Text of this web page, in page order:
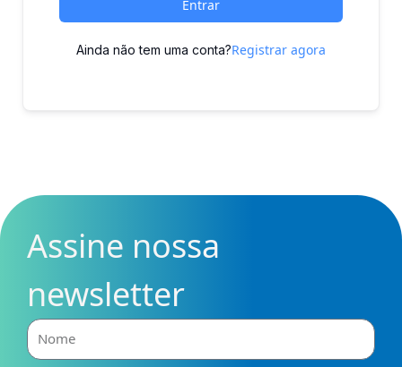
Entrar
Ainda não tem uma conta?Registrar agora
Assine nossa
newsletter
Nome